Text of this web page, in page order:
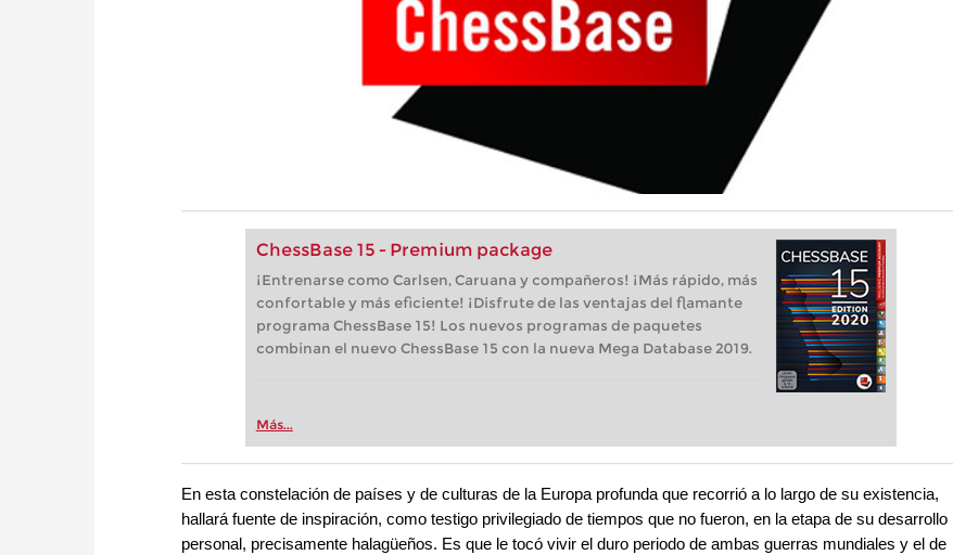
ChessBase 15 - Premium package
¡Entrenarse como Carlsen, Caruana y compañeros! ¡Más rápido, más
confortable y más eficiente! ¡Disfrute de las ventajas del flamante
programa ChessBase 15! Los nuevos programas de paquetes
combinan el nuevo ChessBase 15 con la nueva Mega Database 2019.
Más...
En esta constelación de países y de culturas de la Europa profunda que recorrió a lo largo de su existencia,
hallará fuente de inspiración, como testigo privilegiado de tiempos que no fueron, en la etapa de su desarrollo
personal, precisamente halagüeños. Es que le tocó vivir el duro periodo de ambas guerras mundiales y el de